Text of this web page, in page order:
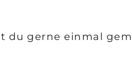
du gerne einmal